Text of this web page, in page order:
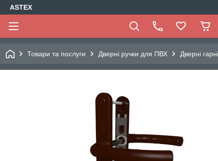
ASTEX
Товари та послуги Дверні ручки для ПВХ Дверні